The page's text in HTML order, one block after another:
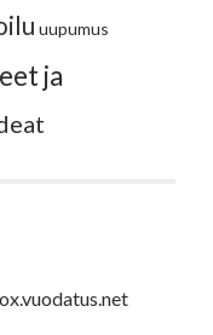
uupumus
ja